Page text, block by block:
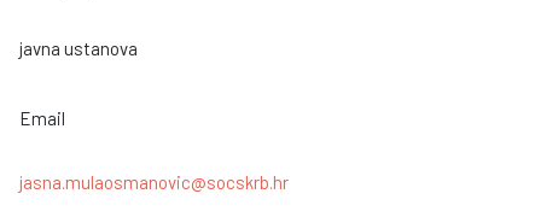
javna ustanova
Email
jasna.mulaosmanovic@socskrb.hr